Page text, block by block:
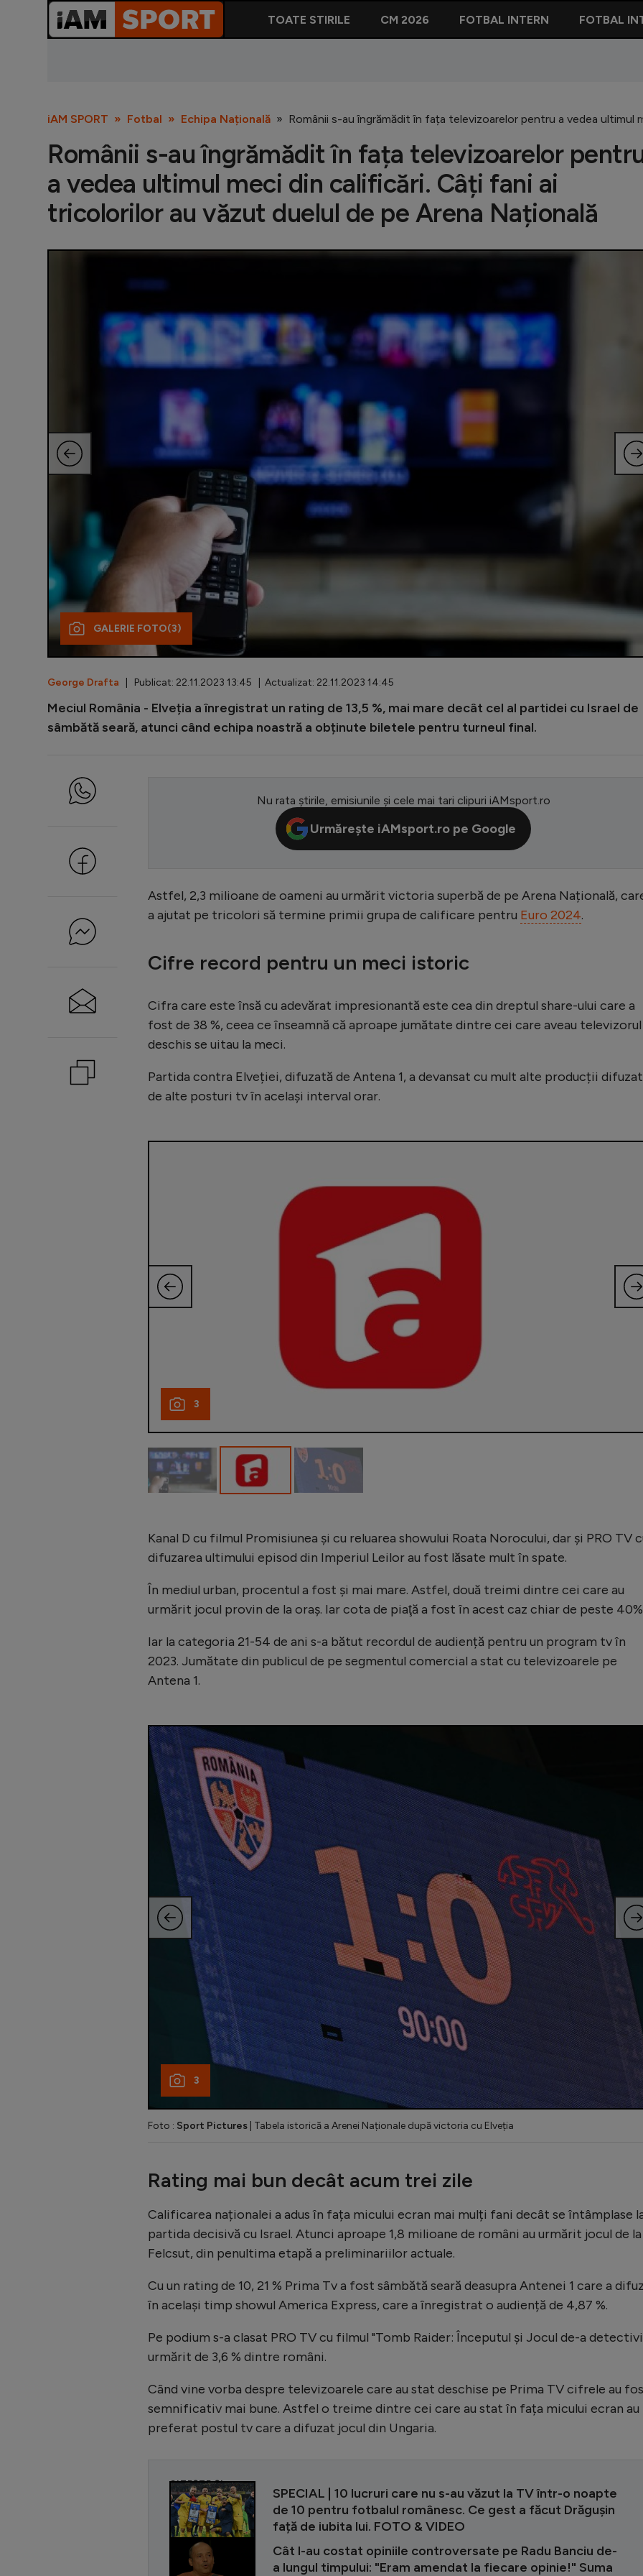
TOATE STIRILE CM 2026 FOTBAL INTERN FOTBAL
iAM SPORT Fotbal Echipa Națională Românii s-au îngrămădit în fața televizoarelor pentru a vedea
Românii s-au îngrămădit în fața televizoarelor
a vedea ultimul meci din calificări. Câți fani ai
tricolorilor au văzut duelul de pe Arena Națională
GALERIE FOTO(3)
George Drafta | Publicat: 22.11.2023 13:45 | Actualizat: 22.11.2023 14:45
Meciul România - Elveția a înregistrat un rating de 13,5 %, mai mare decât cel al partidei cu Israel de
sâmbătă seară, atunci când echipa noastră a obținute biletele pentru turneul final.
Nu rata știrile, emisiunile și cele mai tari clipuri iAMsport.ro
Urmărește iAMsport.ro pe Google
Astfel, 2,3 milioane de oameni au urmărit victoria superbă de pe Arena Națională,
a ajutat pe tricolori să termine primii grupa de calificare pentru Euro 2024.
Cifre record pentru un meci istoric
Cifra care este însă cu adevărat impresionantă este cea din dreptul share-ului care a
fost de 38 %, ceea ce înseamnă că aproape jumătate dintre cei care aveau televizorul
deschis se uitau la meci.
Partida contra Elveției, difuzată de Antena 1, a devansat cu mult alte producții
de alte posturi tv în același interval orar.
3
Kanal D cu filmul Promisiunea şi cu reluarea showului Roata Norocului, dar și PRO TV
difuzarea ultimului episod din Imperiul Leilor au fost lăsate mult în spate.
În mediul urban, procentul a fost și mai mare. Astfel, două treimi dintre cei care au
urmărit jocul provin de la oraș. Iar cota de piaţă a fost în acest caz chiar de peste
Iar la categoria 21-54 de ani s-a bătut recordul de audiență pentru un program tv în
2023. Jumătate din publicul de pe segmentul comercial a stat cu televizoarele pe
Antena 1.
3
Foto : Sport Pictures | Tabela istorică a Arenei Naționale după victoria cu Elveția
Rating mai bun decât acum trei zile
Calificarea naționalei a adus în fața micului ecran mai mulți fani decât se întâmplase
partida decisivă cu Israel. Atunci aproape 1,8 milioane de români au urmărit jocul de la
Felcsut, din penultima etapă a preliminariilor actuale.
Cu un rating de 10, 21 % Prima Tv a fost sâmbătă seară deasupra Antenei 1 care a
în același timp showul America Express, care a înregistrat o audiență de 4,87 %.
Pe podium s-a clasat PRO TV cu filmul "Tomb Raider: Începutul şi Jocul de-a
urmărit de 3,6 % dintre români.
Când vine vorba despre televizoarele care au stat deschise pe Prima TV cifrele au
semnificativ mai bune. Astfel o treime dintre cei care au stat în fața micului ecran au
preferat postul tv care a difuzat jocul din Ungaria.
CITEȘTE ȘI
SPECIAL | 10 lucruri care nu s-au văzut la TV într-o noapte
de 10 pentru fotbalul românesc. Ce gest a făcut Drăgușin
față de iubita lui. FOTO & VIDEO
Cât l-au costat opiniile controversate pe Radu Banciu de-
a lungul timpului: "Eram amendat la fiecare opinie!" Suma